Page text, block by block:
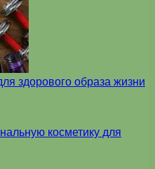
здорового образа жизни
косметику для